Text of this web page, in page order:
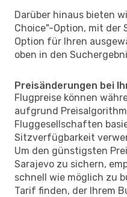
Darüber hinaus bieten
Choice"-Option, mit der
Option für Ihren
oben in den
Preisänderungen bei
Flugpreise können
aufgrund
Fluggesellschaften
Sitzverfügbarkeit
Um den günstigsten
Sarajevo zu sichern,
schnell wie möglich zu
Tarif finden, der Ihrem